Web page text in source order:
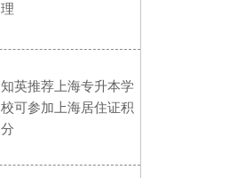
理
知英推荐上海专升本学
校可参加上海居住证积
分